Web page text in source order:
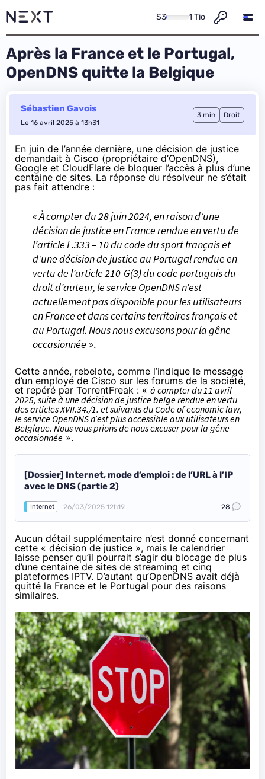
S3 1 Tio
Après la France et le Portugal,
OpenDNS quitte la Belgique
Sébastien Gavois
Le 16 avril 2025 à 13h31
3 min Droit
En juin de l’année dernière, une décision de justice
demandait à Cisco (propriétaire d’OpenDNS),
Google et CloudFlare de bloquer l’accès à plus d’une
centaine de sites. La réponse du résolveur ne s’était
pas fait attendre :
«À compter du 28 juin 2024, en raison d’une
décision de justice en France rendue en vertu de
l’article L.333 – 10 du code du sport français et
d’une décision de justice au Portugal rendue en
vertu de l’article 210-G(3) du code portugais du
droit d’auteur, le service OpenDNS n’est
actuellement pas disponible pour les utilisateurs
en France et dans certains territoires français et
au Portugal. Nous nous excusons pour la gêne
occasionnée ».
Cette année, rebelote, comme l’indique le message
d’un employé de Cisco sur les forums de la société,
et repéré par TorrentFreak : « à compter du 11 avril
2025, suite à une décision de justice belge rendue en vertu
des articles XVII.34./1. et suivants du Code of economic law,
le service OpenDNS n’est plus accessible aux utilisateurs en
Belgique. Nous vous prions de nous excuser pour la gêne
occasionnée ».
[Dossier] Internet, mode d’emploi : de l’URL à l’IP
avec le DNS (partie 2)
Internet 26/03/2025 12h19 28
Aucun détail supplémentaire n’est donné concernant
cette « décision de justice », mais le calendrier
laisse penser qu’il pourrait s’agir du blocage de plus
d’une centaine de sites de streaming et cinq
plateformes IPTV. D’autant qu’OpenDNS avait déjà
quitté la France et le Portugal pour des raisons
similaires.